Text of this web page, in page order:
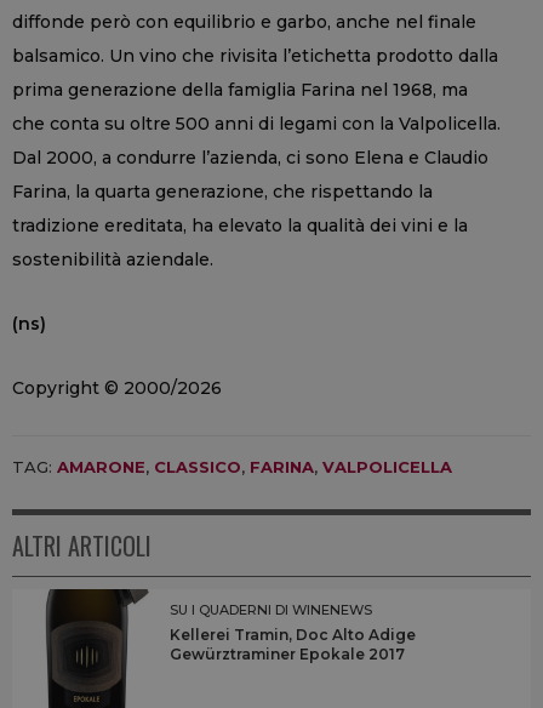
diffonde però con equilibrio e garbo, anche nel finale
balsamico. Un vino che rivisita l’etichetta prodotto dalla
prima generazione della famiglia Farina nel 1968, ma
che conta su oltre 500 anni di legami con la Valpolicella.
Dal 2000, a condurre l’azienda, ci sono Elena e Claudio
Farina, la quarta generazione, che rispettando la
tradizione ereditata, ha elevato la qualità dei vini e la
sostenibilità aziendale.
(ns)
Copyright © 2000/2026
TAG: AMARONE, CLASSICO, FARINA, VALPOLICELLA
ALTRI ARTICOLI
SU I QUADERNI DI WINENEWS
Kellerei Tramin, Doc Alto Adige
Gewürztraminer Epokale 2017